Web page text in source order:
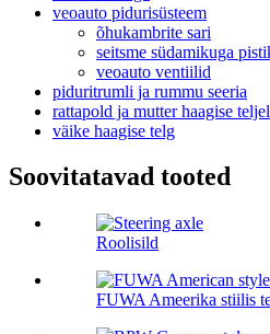
veoauto pidurisüsteem
õhukambrite sari
seitsme südamikuga
veoauto ventiilid
piduritrumli ja rummu seeria
rattapold ja mutter haagise
väike haagise telg
Soovitatavad tooted
Roolisild
FUWA Ameerika stiilis